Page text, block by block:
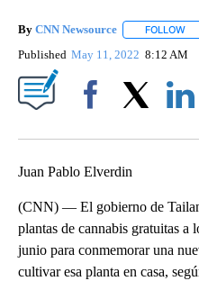
By CNN Newsource FOLLOW
Published May 11, 2022 8:12 AM
Juan Pablo Elverdin
(CNN) — El gobierno de
plantas de cannabis gratuitas a
junio para conmemorar una
cultivar esa planta en casa,